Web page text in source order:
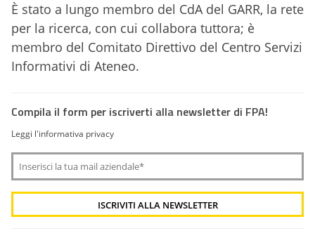
È stato a lungo membro del CdA del GARR, la rete
per la ricerca, con cui collabora tuttora; è
membro del Comitato Direttivo del Centro Servizi
Informativi di Ateneo.
Compila il form per iscriverti alla newsletter di FPA!
Leggi l'informativa privacy